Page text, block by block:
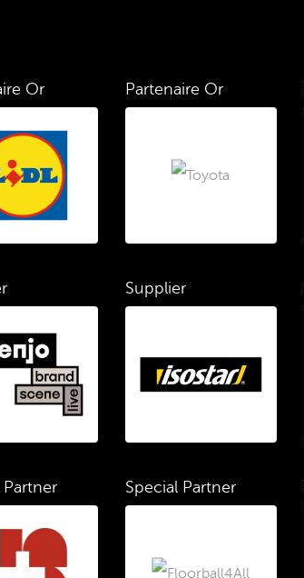
Or Partenaire Or
Supplier
Partner Special Partner